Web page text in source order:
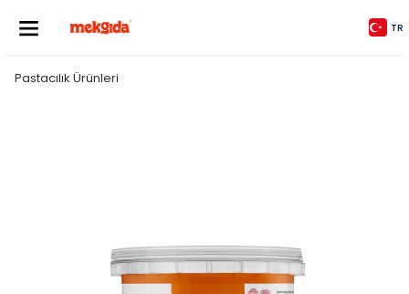
TR
Pastacılık Ürünleri